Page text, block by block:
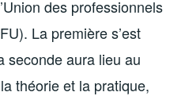
des professionnels
La première s’est
seconde aura lieu au
théorie et la pratique,